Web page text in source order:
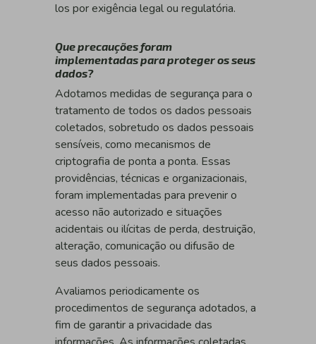
los por exigência legal ou regulatória.
Que precauções foram
implementadas para proteger os seus
dados?
Adotamos medidas de segurança para o
tratamento de todos os dados pessoais
coletados, sobretudo os dados pessoais
sensíveis, como mecanismos de
criptografia de ponta a ponta. Essas
providências, técnicas e organizacionais,
foram implementadas para prevenir o
acesso não autorizado e situações
acidentais ou ilícitas de perda, destruição,
alteração, comunicação ou difusão de
seus dados pessoais.
Avaliamos periodicamente os
procedimentos de segurança adotados, a
fim de garantir a privacidade das